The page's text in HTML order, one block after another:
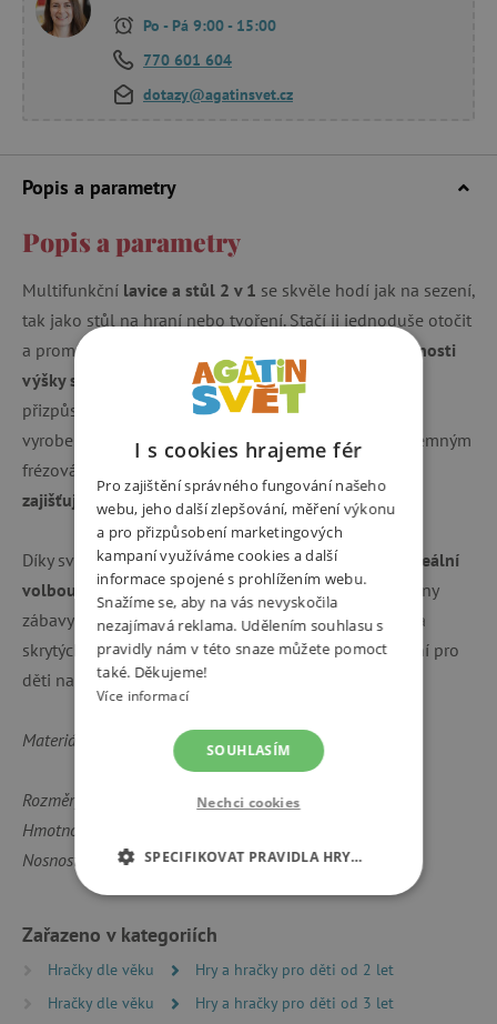
Po - Pá 9:00 - 15:00
770 601 604
dotazy@agatinsvet.cz
Popis a parametry
Popis a parametry
Multifunkční lavice a stůl 2 v 1 se skvěle hodí jak na sezení,
tak jako stůl na hraní nebo tvoření. Stačí ji jednoduše otočit
a proměníte ji na funkční stůl. Lavice nabízí
dvě možnosti
výšky sedáku
(18 cm nebo 27,5 cm), což zajišťuje její
přizpůsobivost pro různé věkové skupiny. Lavice je
vyrobená z kvalitního dřeva v bílé barvě a zdobena jemným
frézováním ve venkovském stylu. Povrchová úprava
zajišťuje snadnou údržbu.
Díky své stabilitě, flexibilitě a bezpečnosti je lavice
ideální
volbou pro děti od 2 let, které si pohodlně užijí hodiny
zábavy a tvoření. Navíc je navržena bez ostrých hran a
skrytých míst, kde by mohlo dojít ke zranění, což ji činí pro
děti naprosto bezpečnou.
Materiál: MDF (lakovaná)
Rozměry: Š x H x V: 61,0 x 44,5 x 44,0 cm
Hmotnost: 7,50 kg
Nosnost: až 40 kg
Zařazeno v kategoriích
Hračky dle věku
Hry a hračky pro děti od 2 let
Hračky dle věku
Hry a hračky pro děti od 3 let
I s cookies hrajeme fér
Pro zajištění správného fungování našeho
webu, jeho další zlepšování, měření výkonu
a pro přizpůsobení marketingových
kampaní využíváme cookies a další
informace spojené s prohlížením webu.
Snažíme se, aby na vás nevyskočila
nezajímavá reklama. Udělením souhlasu s
pravidly nám v této snaze můžete pomoct
také. Děkujeme!
Více informací
SOUHLASÍM
Nechci cookies
SPECIFIKOVAT PRAVIDLA HRY…
MARKETINGOVÉ COOKIES